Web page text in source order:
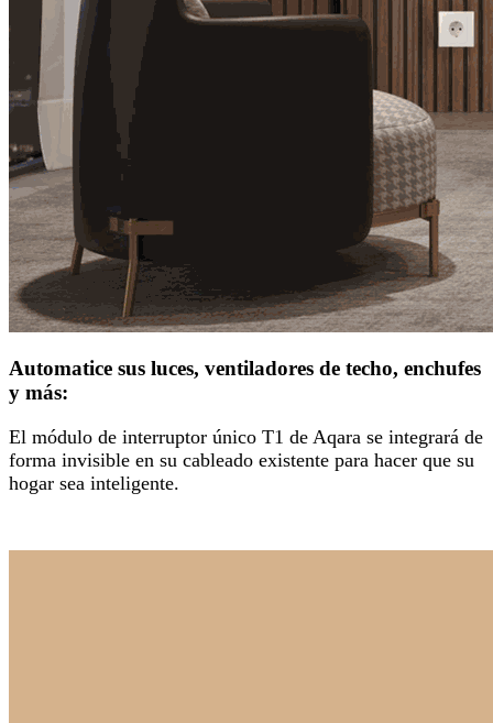
Automatice sus luces, ventiladores de techo, enchufes
y más:
El módulo de interruptor único T1 de Aqara se integrará de
forma invisible en su cableado existente para hacer que su
hogar sea inteligente.